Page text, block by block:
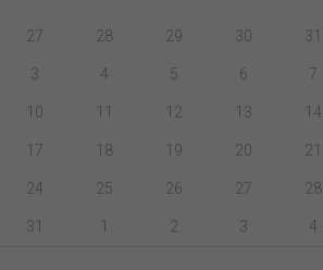
27 28 29 30 31
3 4 5 6 7
10 11 12 13 14
17 18 19 20 21
24 25 26 27 28
31 1 2 3 4